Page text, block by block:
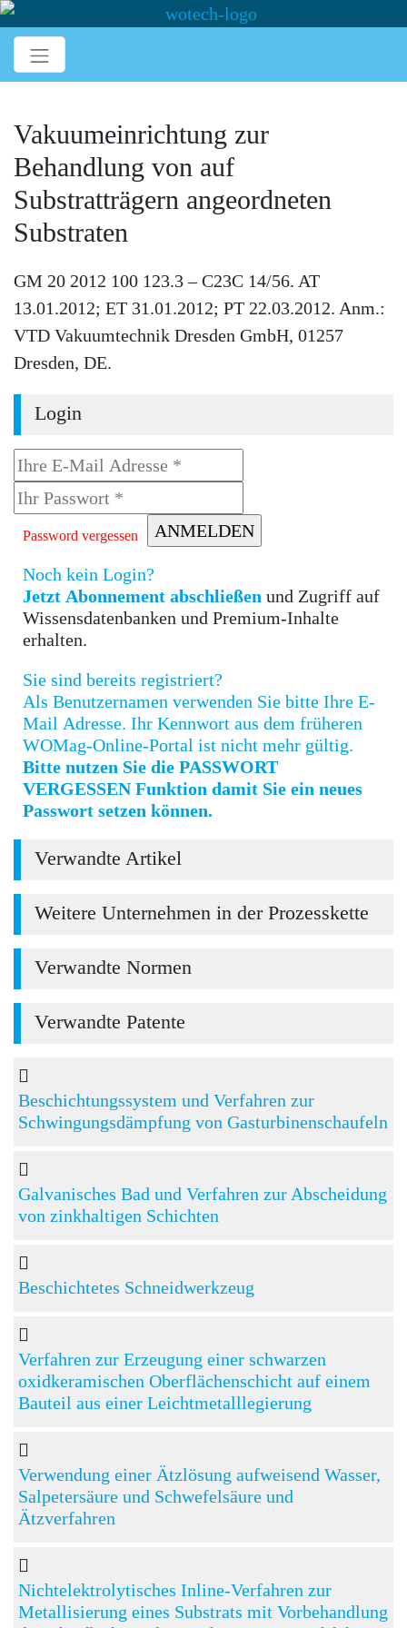
Vakuumeinrichtung zur
Behandlung von auf
Substratträgern angeordneten
Substraten
GM 20 2012 100 123.3 – C23C 14/56. AT
13.01.2012; ET 31.01.2012; PT 22.03.2012. Anm.:
VTD Vakuumtechnik Dresden GmbH, 01257
Dresden, DE.
Login
Password vergessen
Noch kein Login?
Jetzt Abonnement abschließen
Wissensdatenbanken und Premium-Inhalte
erhalten.
Sie sind bereits registriert?
Als Benutzernamen verwenden Sie bitte Ihre E-
Mail Adresse. Ihr Kennwort aus dem früheren
WOMag-Online-Portal ist nicht mehr gültig.
Bitte nutzen Sie die PASSWORT
VERGESSEN Funktion damit Sie ein neues
Passwort setzen können.
Verwandte Artikel
Weitere Unternehmen in der Prozesskette
Verwandte Normen
Verwandte Patente
Beschichtungssystem und Verfahren zur
Schwingungsdämpfung von Gasturbinenschaufeln
Galvanisches Bad und Verfahren zur Abscheidung
von zinkhaltigen Schichten
Beschichtetes Schneidwerkzeug
Verfahren zur Erzeugung einer schwarzen
oxidkeramischen Oberflächenschicht auf einem
Bauteil aus einer Leichtmetalllegierung
Verwendung einer Ätzlösung aufweisend Wasser,
Salpetersäure und Schwefelsäure und
Ätzverfahren
Nichtelektrolytisches Inline-Verfahren zur
Metallisierung eines Substrats mit Vorbehandlung